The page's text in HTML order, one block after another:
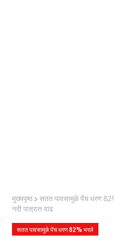
मुख्यपृष्ठ सतत पावसामुळे पेंच धरण
नदी पात्रात वाढ
सतत पावसामुळे पेंच धरण 82% भरले